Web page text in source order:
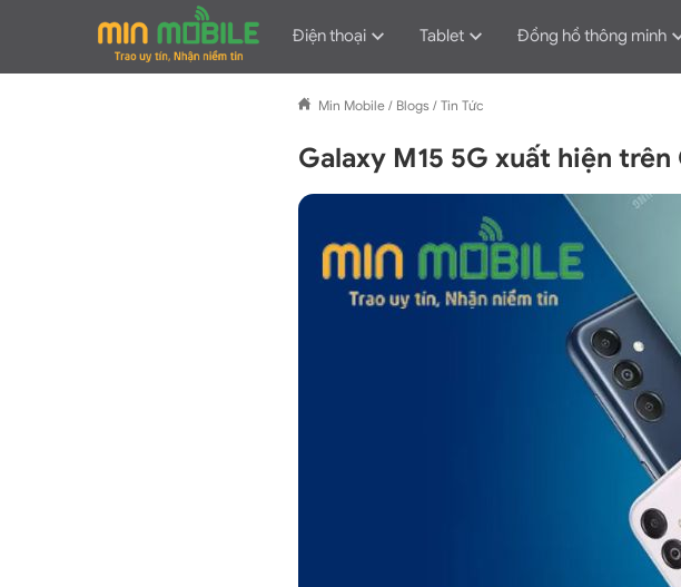
Điện thoại Tablet Đồng hồ thông minh
Min Mobile / Blogs / Tin Tức
Galaxy M15 5G xuất hiện